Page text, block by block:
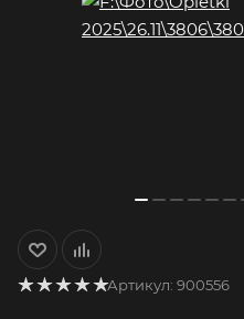
Артикул: 900556